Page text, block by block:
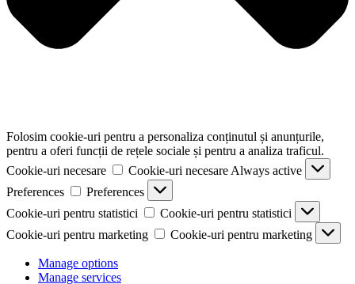
Folosim cookie-uri pentru a personaliza conținutul și anunțurile,
pentru a oferi funcții de rețele sociale și pentru a analiza traficul.
Cookie-uri necesare
Cookie-uri necesare Always active
Preferences
Preferences
Cookie-uri pentru statistici
Cookie-uri pentru statistici
Cookie-uri pentru marketing
Cookie-uri pentru marketing
Manage options
Manage services